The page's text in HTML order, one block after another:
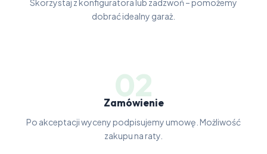
Skorzystaj z konfiguratora lub zadzwoń – pomożemy
dobrać idealny garaż.
02
Zamówienie
Po akceptacji wyceny podpisujemy umowę. Możliwość
zakupu na raty.